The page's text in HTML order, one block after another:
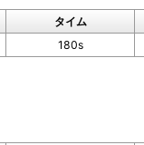
タイム
180s